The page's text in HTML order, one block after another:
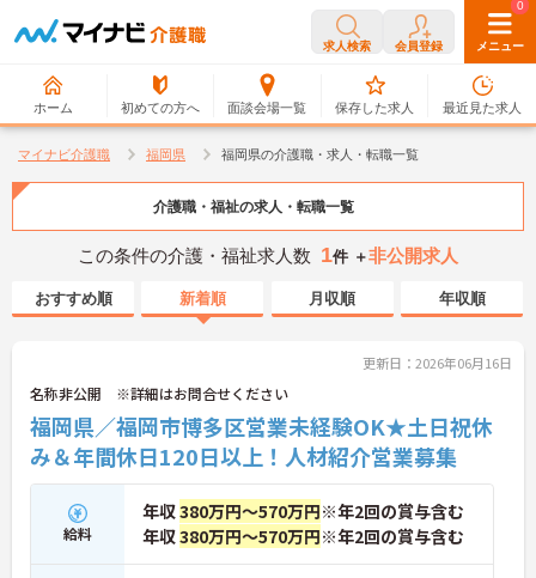
求人検索 会員登録 メニュー
ホーム 初めての方へ 面談会場一覧
0
保存した求人
0
最近見た求人
マイナビ介護職 福岡県 福岡県の介護職・求人・転職一覧
介護職・福祉の求人・転職一覧
この条件の介護・福祉求人数 1件 ＋非公開求人
おすすめ順 新着順 月収順 年収順
更新日：2026年06月16日
名称非公開 ※詳細はお問合せください
福岡県／福岡市博多区営業未経験OK★土日祝休
み＆年間休日120日以上！人材紹介営業募集
給料
年収380万円～570万円※年2回の賞与含む
年収380万円～570万円※年2回の賞与含む